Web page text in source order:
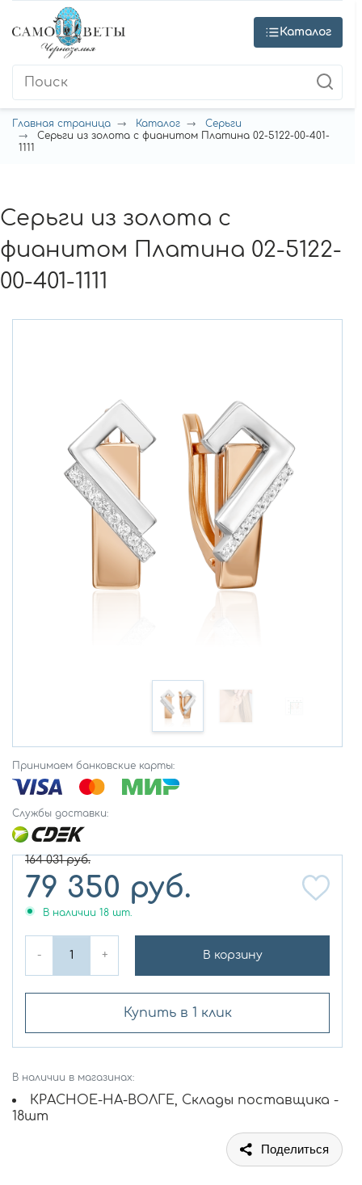
Каталог
Главная страница Каталог
Серьги
Серьги из золота с фианитом Платина 02-5122-00-401-
1111
Серьги из золота с
фианитом Платина 02-5122-
00-401-1111
Принимаем банковские карты:
Службы доставки:
164 031руб.
79 350 руб.
В наличии 18 шт.
- + В корзину
Купить в 1 клик
В наличии в магазинах:
КРАСНОЕ-НА-ВОЛГЕ, Склады поставщика -
18шт
Поделиться